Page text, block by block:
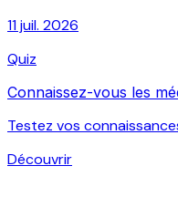
11 juil. 2026
Quiz
Connaissez-vous les
Testez vos
Découvrir